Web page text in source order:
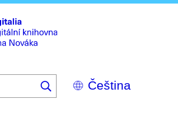
Select
your